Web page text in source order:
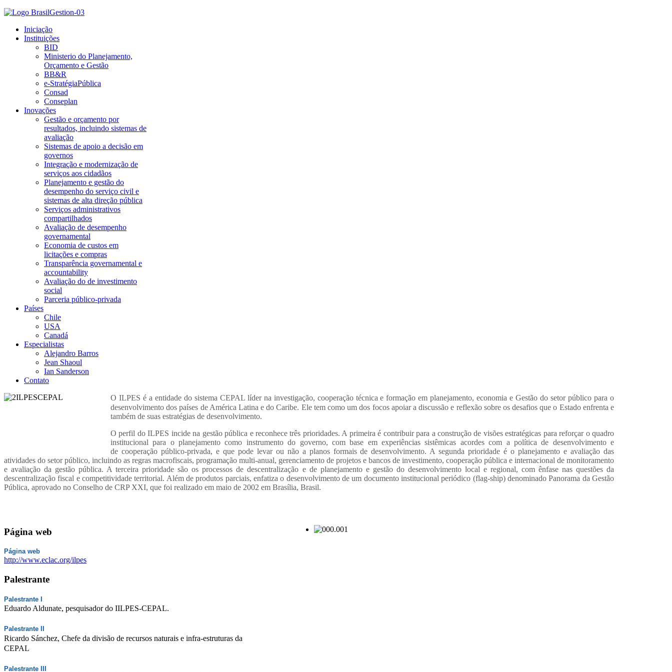
Iniciação
Instituições
BID
Ministerio do Planejamento,
Orçamento e Gestão
BB&R
e-StratégiaPública
Consad
Conseplan
Inovações
Gestão e orçamento por
resultados, incluindo sistemas de
avaliação
Sistemas de apoio a decisão em
governos
Integração e modernização de
serviços aos cidadãos
Planejamento e gestão do
desempenho do serviço civil e
sistemas de alta direção pública
Serviços administrativos
compartilhados
Avaliação de desempenho
governamental
Economia de custos em
licitações e compras
Transparência governamental e
accountability
Avaliação do de investimento
social
Parceria público-privada
Países
Chile
USA
Canadá
Especialistas
Alejandro Barros
Jean Shaoul
Ian Sanderson
Contato
O ILPES é a entidade do sistema CEPAL líder na investigação, cooperação técnica e formação em planejamento, economia e Gestão do setor público para o
desenvolvimento dos países de América Latina e do Caribe. Ele tem como um dos focos apoiar a discussão e reflexão sobre os desafios que o Estado enfrenta e
também de suas estratégias de desenvolvimento.
O perfil do ILPES incide na gestão pública e reconhece três prioridades. A primeira é contribuir para a construção de visões estratégicas para reforçar o quadro
institucional para o planejamento como instrumento do governo, com base em experiências sistêmicas acordes com a política de desenvolvimento e
de cooperação público‐privada, e que pode levar ou não a planos formais de desenvolvimento. A segunda prioridade é o planejamento e avaliação das
atividades do setor público, incluindo as regras macrofiscais, programação multi‐anual, gerenciamento de projetos e bancos de investimento, cooperação pública e internacional de monitoramento
e avaliação da gestão pública. A terceira prioridade são os processos de descentralização e de planejamento e gestão do desenvolvimento local e regional, com ênfase nas questões da
descentralização fiscal e competitividade territorial. Além de produtos parciais, enfatiza o desenvolvimento de um documento institucional periódico (flag‐ship) denominado Panorama da Gestão
Pública, aprovado no Conselho de CRP XXI, que foi realizado em maio de 2002 em Brasília, Brasil.
Página web
Página web
http://www.eclac.org/ilpes
Palestrante
Palestrante I
Eduardo Aldunate, pesquisador do IILPES-CEPAL.
Palestrante II
Ricardo Sánchez, Chefe da divisão de recursos naturais e infra-estruturas da
CEPAL
Palestrante III